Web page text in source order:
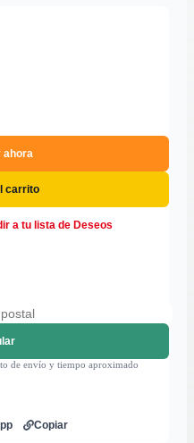
ahora
carrito
a tu lista de Deseos
de envío y tiempo aproximado
Copiar